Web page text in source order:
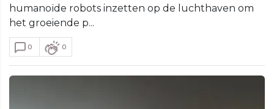
humanoïde robots inzetten op de luchthaven om
het groeiende p...
0 0